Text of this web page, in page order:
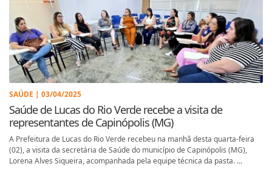
SAÚDE | 03/04/2025
Saúde de Lucas do Rio Verde recebe a visita de
representantes de Capinópolis (MG)
A Prefeitura de Lucas do Rio Verde recebeu na manhã desta quarta-feira
(02), a visita da secretária de Saúde do município de Capinópolis (MG),
Lorena Alves Siqueira, acompanhada pela equipe técnica da pasta. ...